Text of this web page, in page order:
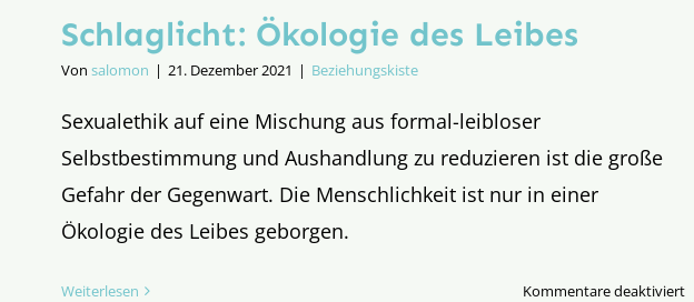
Schlaglicht: Ökologie des Leibes
Von salomon | 21. Dezember 2021 | Beziehungskiste
Sexualethik auf eine Mischung aus formal-leibloser
Selbstbestimmung und Aushandlung zu reduzieren ist die große
Gefahr der Gegenwart. Die Menschlichkeit ist nur in einer
Ökologie des Leibes geborgen.
Weiterlesen Kommentare deaktiviertfür